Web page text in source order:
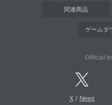
関連商品
ゲームダ
Official
X/ News